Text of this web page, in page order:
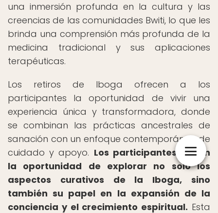
una inmersión profunda en la cultura y las
creencias de las comunidades Bwiti, lo que les
brinda una comprensión más profunda de la
medicina tradicional y sus aplicaciones
terapéuticas.
Los retiros de Iboga ofrecen a los
participantes la oportunidad de vivir una
experiencia única y transformadora, donde
se combinan las prácticas ancestrales de
sanación con un enfoque contemporáneo de
cuidado y apoyo. Los participantes tienen
la oportunidad de explorar no solo los
aspectos curativos de la Iboga, sino
también su papel en la expansión de la
conciencia y el crecimiento espiritual. Esta